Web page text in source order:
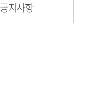
공지사항